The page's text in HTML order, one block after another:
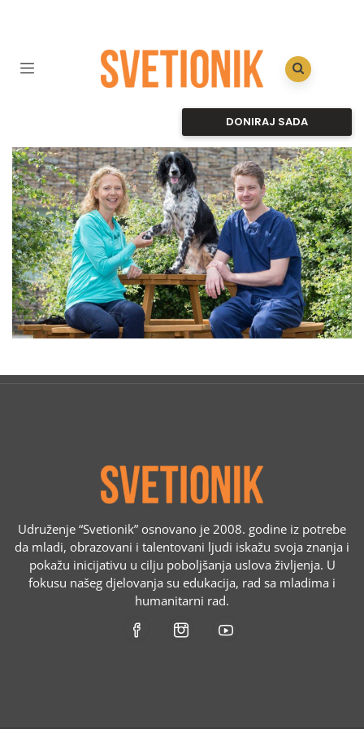
DONIRAJ SADA
Udruženje “Svetionik” osnovano je 2008. godine iz potrebe
da mladi, obrazovani i talentovani ljudi iskažu svoja znanja i
pokažu inicijativu u cilju poboljšanja uslova življenja. U
fokusu našeg djelovanja su edukacija, rad sa mladima i
humanitarni rad.